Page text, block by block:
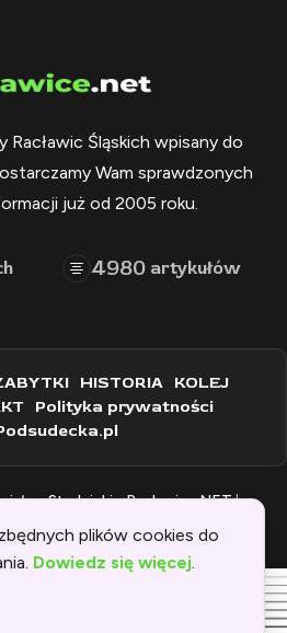
Śląskich wpisany do
Wam sprawdzonych
już od 2005 roku.
4980 artykułów
HISTORIA KOLEJ
Polityka prywatności
Stadnicki - Raclawice.NET|
plików cookies do
Dowiedz się więcej.